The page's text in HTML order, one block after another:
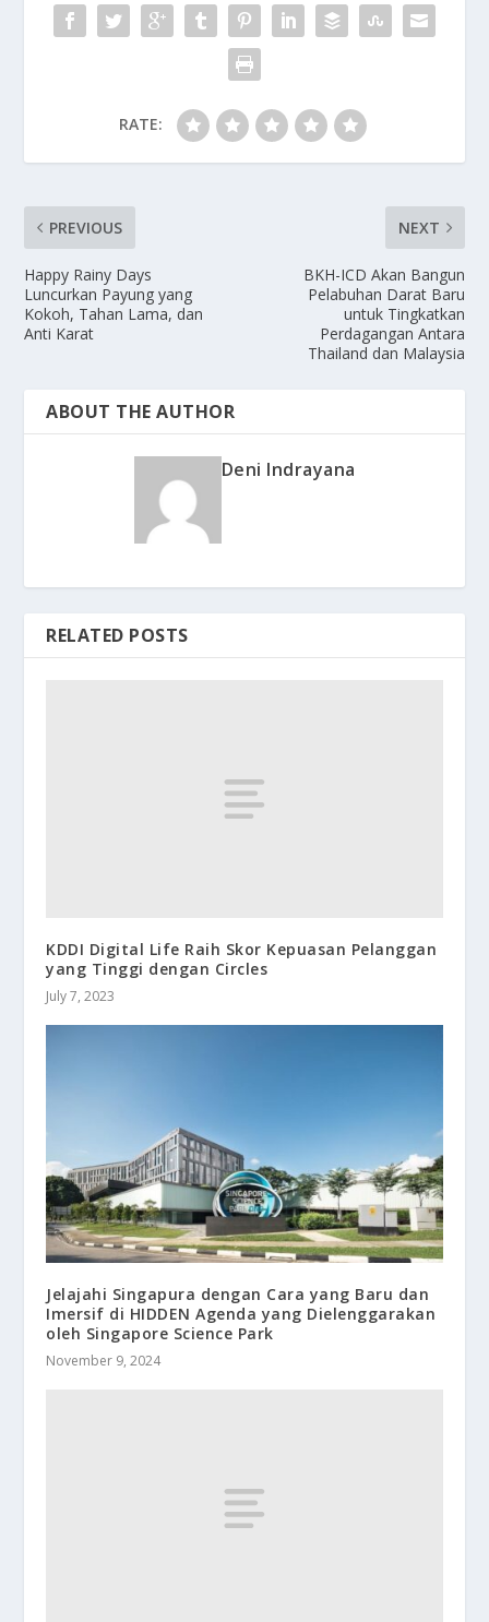
RATE:
PREVIOUS
Happy Rainy Days
Luncurkan Payung yang
Kokoh, Tahan Lama, dan
Anti Karat
NEXT
BKH-ICD Akan Bangun
Pelabuhan Darat Baru
untuk Tingkatkan
Perdagangan Antara
Thailand dan Malaysia
ABOUT THE AUTHOR
Deni Indrayana
RELATED POSTS
KDDI Digital Life Raih Skor Kepuasan Pelanggan
yang Tinggi dengan Circles
July 7, 2023
Jelajahi Singapura dengan Cara yang Baru dan
Imersif di HIDDEN Agenda yang Dielenggarakan
oleh Singapore Science Park
November 9, 2024